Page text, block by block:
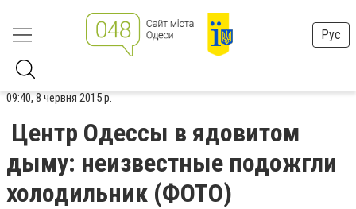
Рус
09:40, 8 червня 2015 р.
Центр Одессы в ядовитом
дыму: неизвестные подожгли
холодильник (ФОТО)